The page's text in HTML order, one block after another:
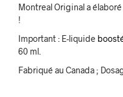
Montreal Original a
!
Important : E-liquide
60 ml.
Fabriqué au Canada ;